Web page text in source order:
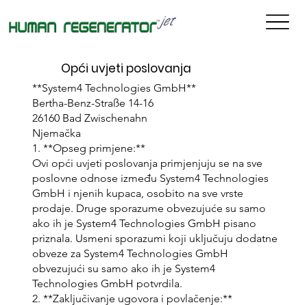
**System4 Technologies GmbH**
Bertha-Benz-Straße 14-16
26160 Bad Zwischenahn
Njemačka
1. **Opseg primjene:**
Ovi opći uvjeti poslovanja primjenjuju se na sve
poslovne odnose između System4 Technologies
GmbH i njenih kupaca, osobito na sve vrste
prodaje. Druge sporazume obvezujuće su samo
ako ih je System4 Technologies GmbH pisano
priznala. Usmeni sporazumi koji uključuju dodatne
obveze za System4 Technologies GmbH
obvezujući su samo ako ih je System4
Technologies GmbH potvrdila.
2. **Zaključivanje ugovora i povlačenje:**
Opći uvjeti poslovanja